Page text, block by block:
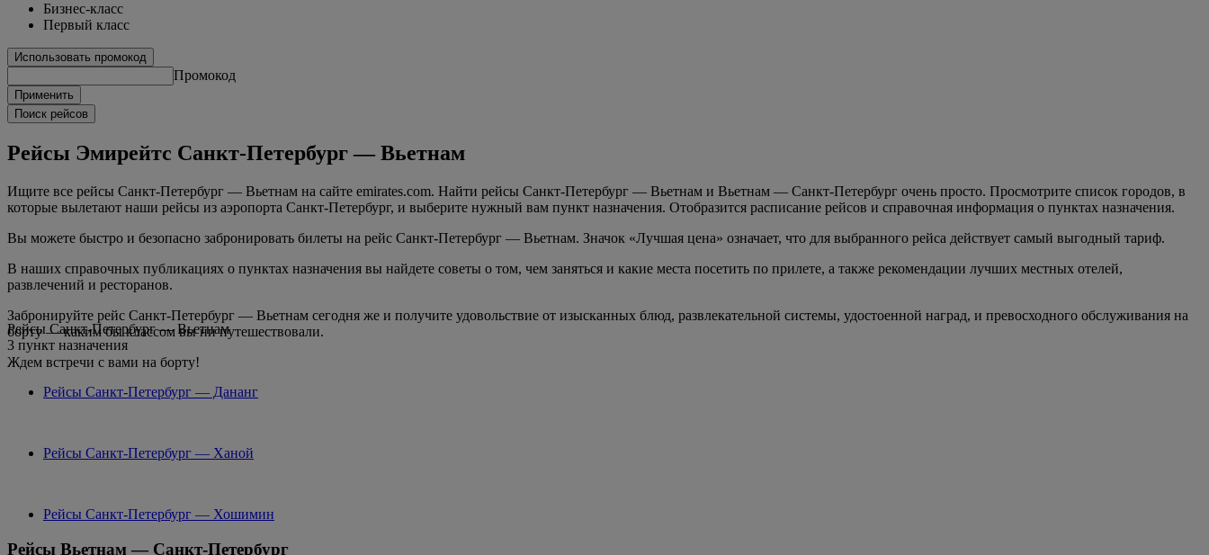
Бизнес-класс
Первый класс
Использовать промокод
Промокод
Применить
Поиск рейсов
Рейсы Эмирейтс Санкт-Петербург — Вьетнам
Ищите все рейсы Санкт-Петербург — Вьетнам на сайте emirates.com. Найти рейсы Санкт-Петербург — Вьетнам и Вьетнам — Санкт-Петербург очень просто. Просмотрите список городов, в
которые вылетают наши рейсы из аэропорта Санкт-Петербург, и выберите нужный вам пункт назначения. Отобразится расписание рейсов и справочная информация о пунктах назначения.
Вы можете быстро и безопасно забронировать билеты на рейс Санкт-Петербург — Вьетнам. Значок «Лучшая цена» означает, что для выбранного рейса действует самый выгодный тариф.
В наших справочных публикациях о пунктах назначения вы найдете советы о том, чем заняться и какие места посетить по прилете, а также рекомендации лучших местных отелей,
развлечений и ресторанов.
Забронируйте рейс Санкт-Петербург — Вьетнам сегодня же и получите удовольствие от изысканных блюд, развлекательной системы, удостоенной наград, и превосходного обслуживания на
борту — каким бы классом вы ни путешествовали.
Ждем встречи с вами на борту!
Рейсы Санкт-Петербург — Вьетнам
3 пункт назначения
Рейсы Санкт-Петербург — Дананг
Рейсы Санкт-Петербург — Ханой
Рейсы Санкт-Петербург — Хошимин
Рейсы Вьетнам — Санкт-Петербург